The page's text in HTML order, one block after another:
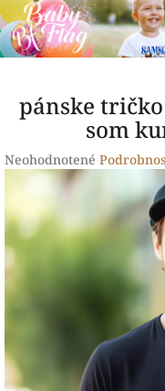
Prejsť
na
obsah
pánske
som
Priemerné
hodnotenie
produktu
je
0,0
z
5
hviezdičiek.
Neohodnotené